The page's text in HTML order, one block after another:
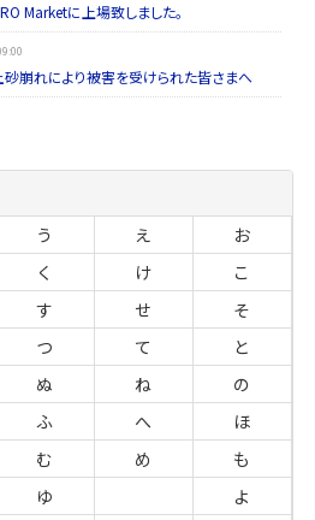
Marketに上場致しました。
崩れにより被害を受けられた皆さまへ
う え
お
く け
こ
す せ
そ
つ て
と
ぬ ね
の
ふ へ
ほ
む め
も
ゆ
よ